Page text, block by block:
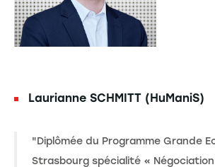
Laurianne SCHMITT (HuManiS)
"Diplômée du Programme Grande
Strasbourg spécialité «